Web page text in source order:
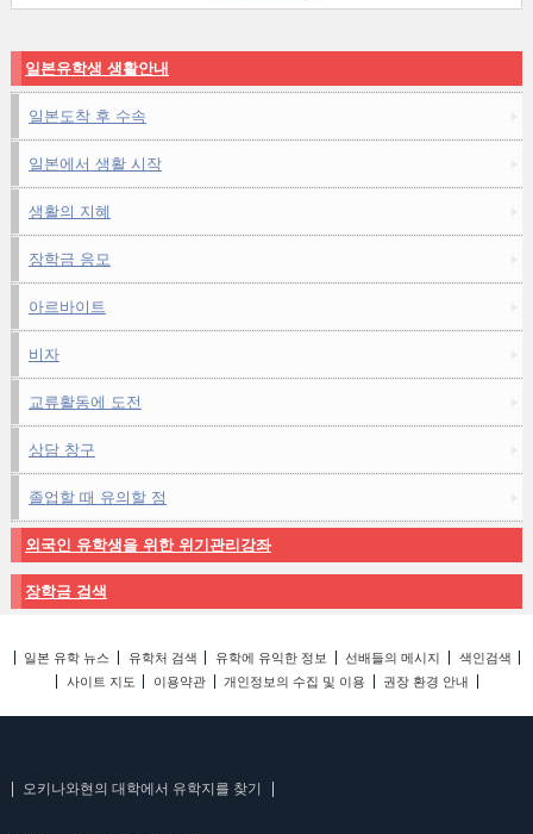
일본유학생 생활안내
일본도착 후 수속
일본에서 생활 시작
생활의 지혜
장학금 응모
아르바이트
비자
교류활동에 도전
상담 창구
졸업할 때 유의할 점
외국인 유학생을 위한 위기관리강좌
장학금 검색
일본 유학 뉴스 유학처 검색 유학에 유익한 정보 선배들의 메시지
색인검색
사이트 지도
이용약관 개인정보의 수집 및 이용 권장 환경 안내
오키나와현의 대학에서 유학지를 찾기